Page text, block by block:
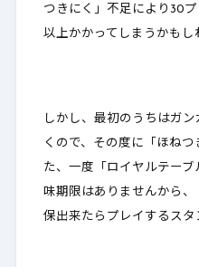
つきにく」不足により30
以上かかってしまうかもし
しかし、最初のうちはガン
くので、その度に「ほねつ
た、一度「ロイヤルテー
味期限はありませんから
保出来たらプレイするスタ